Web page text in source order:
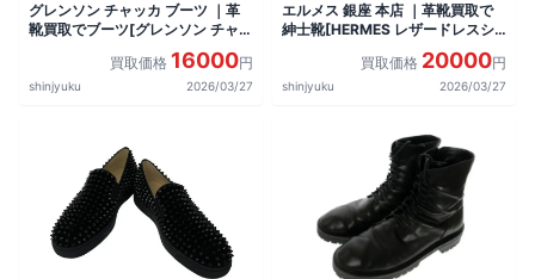
グレンソン チャッカ ブーツ ｜革
靴買取でブーツ[グレンソン チャッ
カブーツ]を買取しました。
買取価格 16000円
shinjyuku 2026/03/27
エルメス 銀座 本店 ｜革靴買取で
紳士靴[HERMES レザードレスシ
ューズ]を買取しました。
買取価格 20000円
shinjyuku 2026/03/27